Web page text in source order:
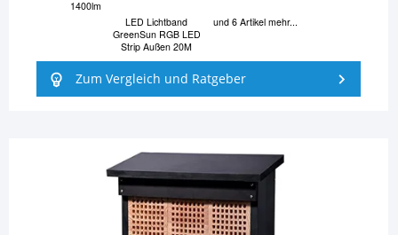
1400lm
LED Lichtband
GreenSun RGB LED
Strip Außen 20M
und 6 Artikel mehr...
Zum Vergleich und Ratgeber